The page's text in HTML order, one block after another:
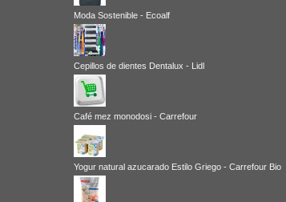
Moda Sostenible - Ecoalf
Cepillos de dientes Dentalux - Lidl
Café mez monodosi - Carrefour
Yogur natural azucarado Estilo Griego - Carrefour Bio